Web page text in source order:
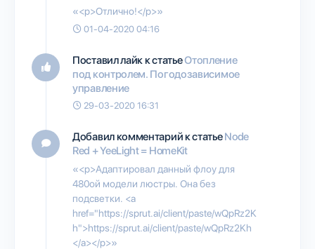
«<p>Отлично!</p>»
01-04-2020 04:16
Поставил лайк к статьеОтопление
под контролем. Погодозависимое
управление
29-03-2020 16:31
Добавил комментарий к статьеNode
Red + YeeLight = HomeKit
«<p>Адаптировал данный флоу для
480ой модели люстры. Она без
подсветки. <a
href="https://sprut.ai/client/paste/wQpRz2K
h">https://sprut.ai/client/paste/wQpRz2Kh
</a></p>»